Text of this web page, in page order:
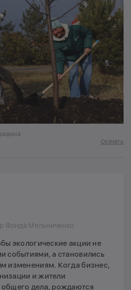
Скачать
Фонда Мельниченко
экологические акции не
событиями, а становились
изменениям. Когда бизнес,
и жители
дела, рождаются